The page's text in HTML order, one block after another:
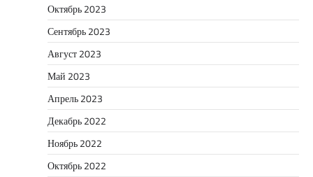
Октябрь 2023
Сентябрь 2023
Август 2023
Май 2023
Апрель 2023
Декабрь 2022
Ноябрь 2022
Октябрь 2022